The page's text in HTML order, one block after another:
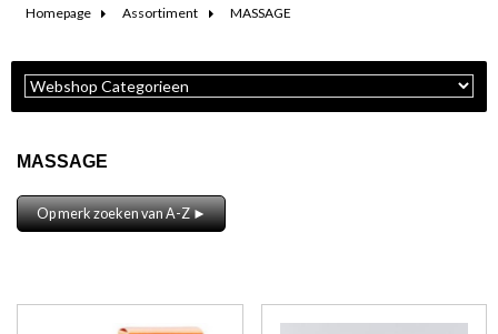
Homepage Assortiment MASSAGE
MASSAGE
Op merk zoeken van A-Z ►